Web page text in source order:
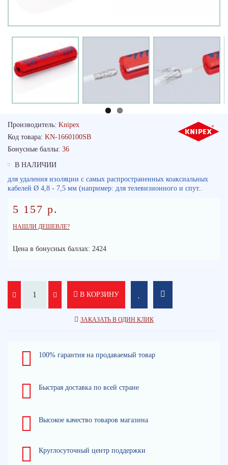
Производитель: Knipex
Код товара: KN-1660100SB
Бонусные баллы: 36
В НАЛИЧИИ
для удаления изоляции с самых распространенных коаксиальных
кабелей Ø 4,8 - 7,5 мм (например: для телевизионного и спут..
5 157 р.
НАШЛИ ДЕШЕВЛЕ?
Цена в бонусных баллах: 2424
В КОРЗИНУ
ЗАКАЗАТЬ В ОДИН КЛИК
100% гарантия на продаваемый товар
Быстрая доставка по всей стране
Высокое качество товаров магазина
Круглосуточный центр поддержки